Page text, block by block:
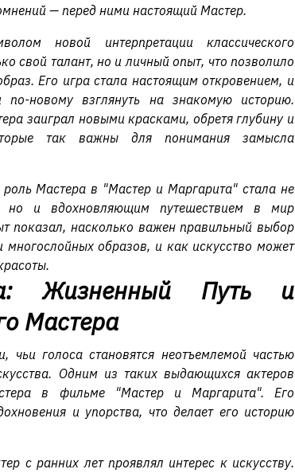
— перед ними настоящий Мастер.
новой интерпретации классического
свой талант, но и личный опыт, что позволило
Его игра стала настоящим откровением, и
новому взглянуть на знакомую историю.
заиграл новыми красками, обретя глубину и
так важны для понимания замысла
Мастера в "Мастер и Маргарита" стала не
но и вдохновляющим путешествием в мир
показал, насколько важен правильный выбор
образов, и как искусство может
Жизненный Путь и
Мастера
чьи голоса становятся неотъемлемой частью
Одним из таких выдающихся актеров
в фильме "Мастер и Маргарита". Его
и упорства, что делает его историю
с ранних лет проявлял интерес к искусству.